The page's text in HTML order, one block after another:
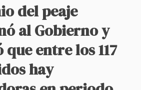
del peaje
al Gobierno y
que entre los 117
hay